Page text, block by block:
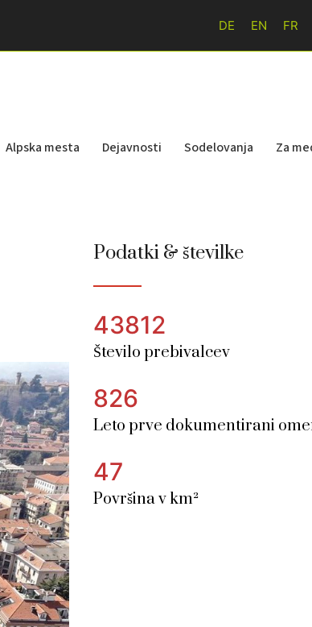
DE EN FR
Alpska mesta Dejavnosti Sodelovanja Za
Podatki & številke
43812
Število prebivalcev
826
Leto prve dokumentirani
47
Površina v km²